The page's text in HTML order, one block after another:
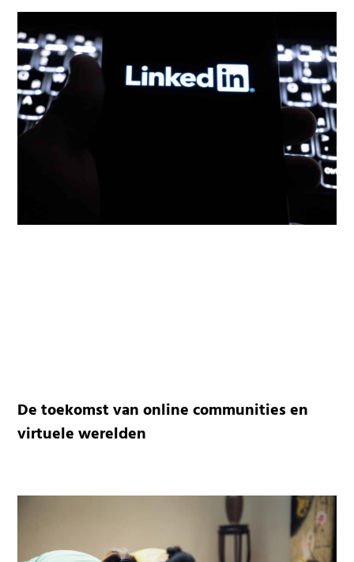
De toekomst van online communities en
virtuele werelden